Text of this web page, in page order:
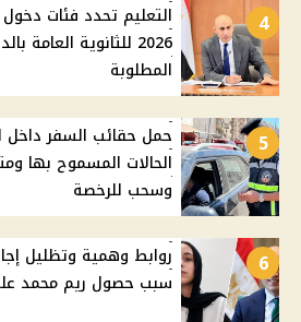
4
التعليم تحدد فئات دخول
2026 للثانوية
المطلوبة
5
حمل حقائب السفر داخل
الحالات المسموح بها
وسحب للرخصة
6
روابط وهمية وتظليل
سبب حصول ريم محمد على 4% بالثانوية